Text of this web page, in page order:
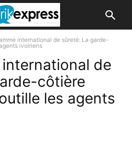
international de sûreté: La garde-
ivoiriens
de
côtière
les agents